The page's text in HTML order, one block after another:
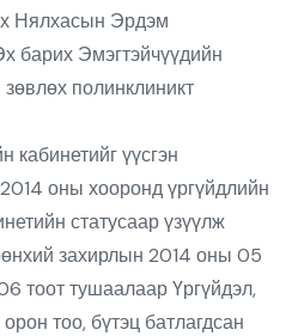
Нялхасын Эрдэм
барих Эмэгтэйчүүдийн
полинклиникт
кабинетийг үүсгэн
оны хооронд үргүйдлийн
статусаар үзүүлж
захирлын 2014 оны 05
тоот тушаалаар Үргүйдэл,
тоо, бүтэц батлагдсан